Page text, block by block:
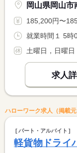
岡山県岡山市
185,200円〜185,200円 ※フルタ
就業時間１ 5時
土曜日，日曜日
求人
ハローワーク求人（掲載
パート・アルバイト
軽貨物ドライ